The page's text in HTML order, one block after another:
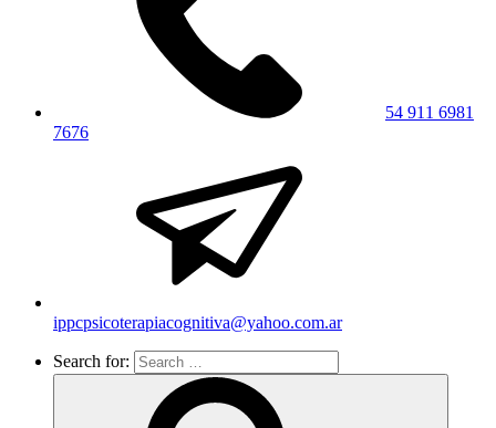
54 911 6981
7676
ippcpsicoterapiacognitiva@yahoo.com.ar
Search for: